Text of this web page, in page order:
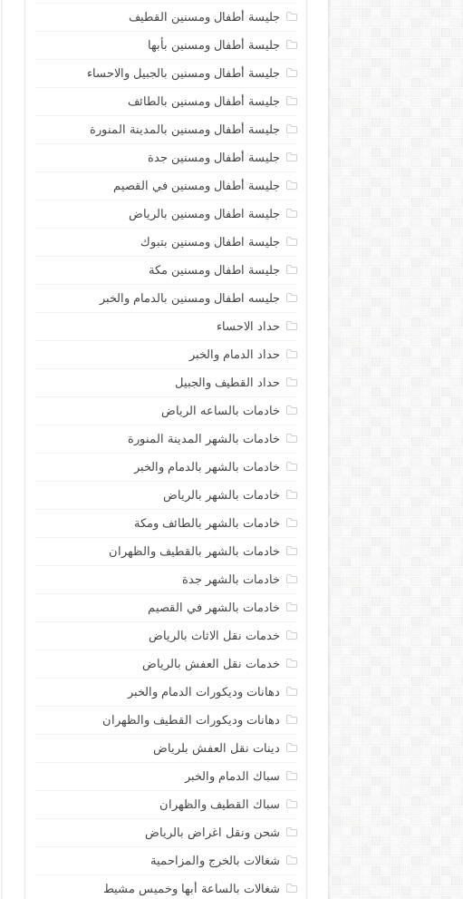
جليسة أطفال ومسنين القطيف
جليسة أطفال ومسنين بأبها
جليسة أطفال ومسنين بالجبيل والاحساء
جليسة أطفال ومسنين بالطائف
جليسة أطفال ومسنين بالمدينة المنورة
جليسة أطفال ومسنين جدة
جليسة أطفال ومسنين في القصيم
جليسة اطفال ومسنين بالرياض
جليسة اطفال ومسنين بتبوك
جليسة اطفال ومسنين مكة
جليسه اطفال ومسنين بالدمام والخبر
حداد الاحساء
حداد الدمام والخبر
حداد القطيف والجبيل
خادمات بالساعه الرياض
خادمات بالشهر المدينة المنورة
خادمات بالشهر بالدمام والخبر
خادمات بالشهر بالرياض
خادمات بالشهر بالطائف ومكة
خادمات بالشهر بالقطيف والظهران
خادمات بالشهر جدة
خادمات بالشهر في القصيم
خدمات نقل الاثاث بالرياض
خدمات نقل العفش بالرياض
دهانات وديكورات الدمام والخبر
دهانات وديكورات القطيف والظهران
دينات نقل العفش بلرياض
سباك الدمام والخبر
سباك القطيف والظهران
شحن ونقل اغراض بالرياض
شغالات بالخرج والمزاحمية
شغالات بالساعة أبها وخميس مشيط